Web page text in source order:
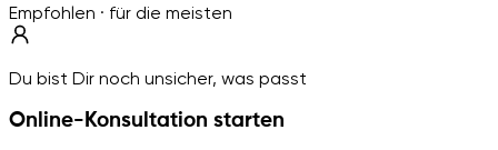
Empfohlen · für die meisten
Du bist Dir noch unsicher, was passt
Online-Konsultation starten